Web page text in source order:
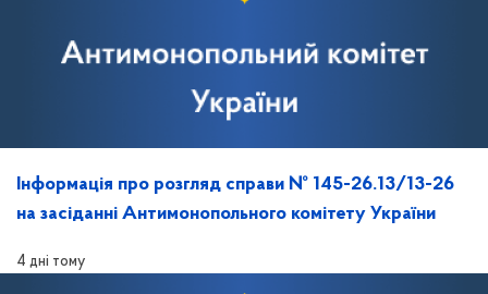
Інформація про розгляд справи № 145-26.13/13-26
на засіданні Антимонопольного комітету України
4 дні тому